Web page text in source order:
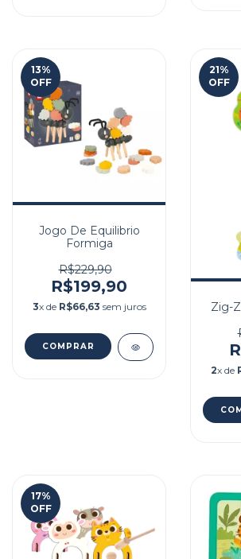
13%
OFF
Jogo De Equilibrio
Formiga
R$229,90
R$199,90
3x de R$66,63 sem juros
21%
OFF
Zig-
2x de
17%
OFF